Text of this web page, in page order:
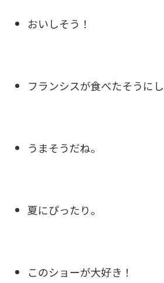
おいしそう！
フランシスが食べたそうにし
うまそうだね。
夏にぴったり。
このショーが大好き！